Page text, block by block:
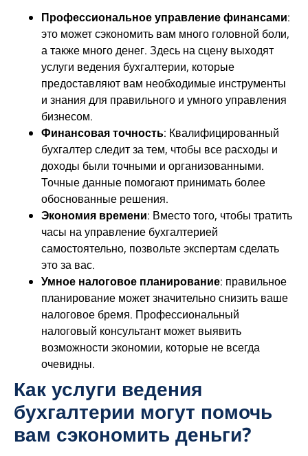
Профессиональное управление финансами:
это может сэкономить вам много головной боли,
а также много денег. Здесь на сцену выходят
услуги ведения бухгалтерии, которые
предоставляют вам необходимые инструменты
и знания для правильного и умного управления
бизнесом.
Финансовая точность: Квалифицированный
бухгалтер следит за тем, чтобы все расходы и
доходы были точными и организованными.
Точные данные помогают принимать более
обоснованные решения.
Экономия времени: Вместо того, чтобы тратить
часы на управление бухгалтерией
самостоятельно, позвольте экспертам сделать
это за вас.
Умное налоговое планирование: правильное
планирование может значительно снизить ваше
налоговое бремя. Профессиональный
налоговый консультант может выявить
возможности экономии, которые не всегда
очевидны.
Как услуги ведения
бухгалтерии могут помочь
вам сэкономить деньги?